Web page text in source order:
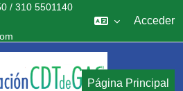
/ 310 5501140
Acceder
Página Principal